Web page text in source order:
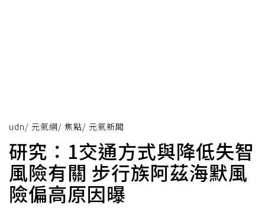
udn/ 元氣網/ 焦點/ 元氣新聞
研究：1交通方式與降低失智
風險有關 步行族阿茲海默風
險偏高原因曝